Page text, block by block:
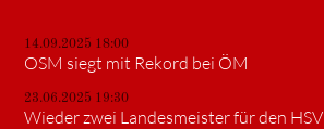
14.09.2025 18:00
OSM siegt mit Rekord bei ÖM
23.06.2025 19:30
Wieder zwei Landesmeister für den HSV